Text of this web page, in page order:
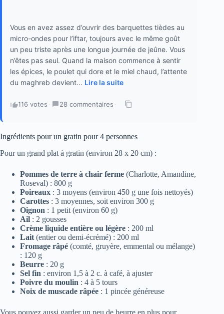
Vous en avez assez d’ouvrir des barquettes tièdes au
micro-ondes pour l’iftar, toujours avec le même goût
un peu triste après une longue journée de jeûne. Vous
n’êtes pas seul. Quand la maison commence à sentir
les épices, le poulet qui dore et le miel chaud, l’attente
du maghreb devient... Lire la suite
116 votes · 28 commentaires ·
Ingrédients pour un gratin pour 4 personnes
Pour un grand plat à gratin (environ 28 x 20 cm) :
Pommes de terre à chair ferme (Charlotte, Amandine,
Roseval) : 800 g
Poireaux : 3 moyens (environ 450 g une fois nettoyés)
Carottes : 3 moyennes, soit environ 300 g
Oignon : 1 petit (environ 60 g)
Ail : 2 gousses
Crème liquide entière ou légère : 200 ml
Lait (entier ou demi-écrémé) : 200 ml
Fromage râpé (comté, gruyère, emmental ou mélange)
: 120 g
Beurre : 20 g
Sel fin : environ 1,5 à 2 c. à café, à ajuster
Poivre du moulin : 4 à 5 tours
Noix de muscade râpée : 1 pincée généreuse